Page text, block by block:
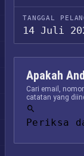
TANGGAL
14 Juli
Apakah
Cari email,
catatan yang
Periksa